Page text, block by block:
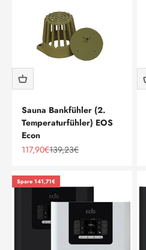
Sauna Bankfühler (2.
Temperaturfühler) EOS
Econ
Angebot
117,90€Regulärer Preis
139,23€
Spare 141,71€